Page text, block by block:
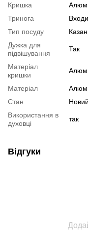
Кришка
Тринога
Тип посуду
Казан
Дужка для
підвішування
Так
Матеріал
кришки
Матеріал
Стан
Новий
Використання в
духовці
так
Відгуки